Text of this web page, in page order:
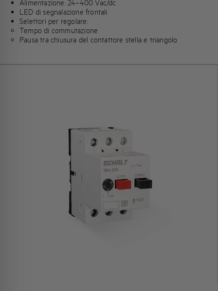
Alimentazione: 24–400 Vac/dc
LED di segnalazione frontali
Selettori per regolare:
Tempo di commutazione
Pausa tra chiusura del contattore stella e triangolo